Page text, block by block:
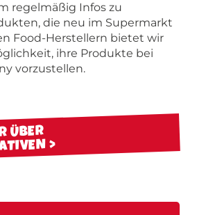
regelmäßig Infos zu
die neu im Supermarkt
Food-Herstellern bietet wir
ihre Produkte bei
vorzustellen.
ÜBER